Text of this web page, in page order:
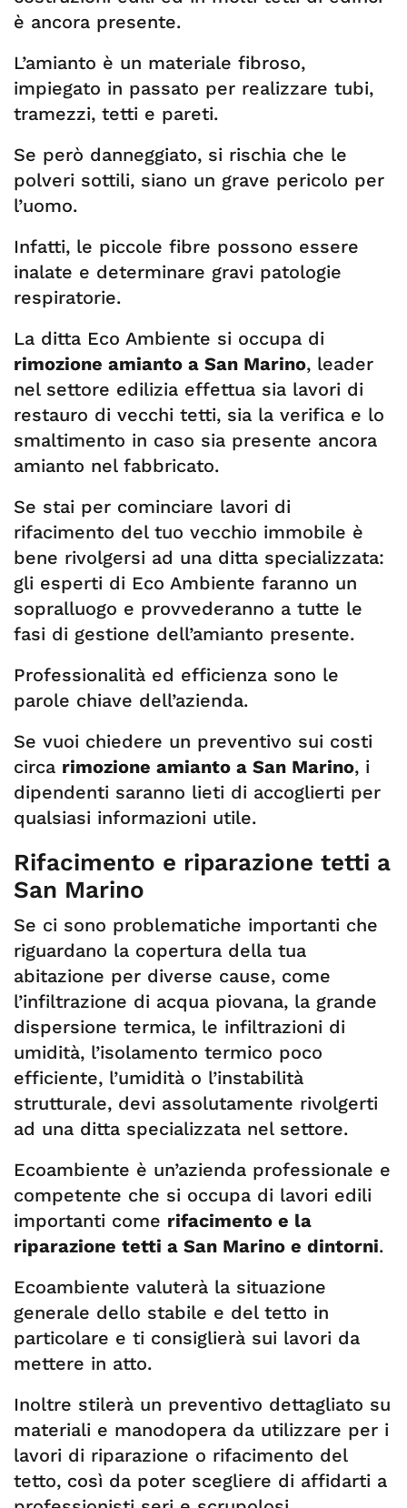
è ancora presente.
L’amianto è un materiale fibroso,
impiegato in passato per realizzare tubi,
tramezzi, tetti e pareti.
Se però danneggiato, si rischia che le
polveri sottili, siano un grave pericolo per
l’uomo.
Infatti, le piccole fibre possono essere
inalate e determinare gravi patologie
respiratorie.
La ditta Eco Ambiente si occupa di
rimozione amianto a San Marino, leader
nel settore edilizia effettua sia lavori di
restauro di vecchi tetti, sia la verifica e lo
smaltimento in caso sia presente ancora
amianto nel fabbricato.
Se stai per cominciare lavori di
rifacimento del tuo vecchio immobile è
bene rivolgersi ad una ditta specializzata:
gli esperti di Eco Ambiente faranno un
sopralluogo e provvederanno a tutte le
fasi di gestione dell’amianto presente.
Professionalità ed efficienza sono le
parole chiave dell’azienda.
Se vuoi chiedere un preventivo sui costi
circa rimozione amianto a San Marino, i
dipendenti saranno lieti di accoglierti per
qualsiasi informazioni utile.
Rifacimento e riparazione tetti a
San Marino
Se ci sono problematiche importanti che
riguardano la copertura della tua
abitazione per diverse cause, come
l’infiltrazione di acqua piovana, la grande
dispersione termica, le infiltrazioni di
umidità, l’isolamento termico poco
efficiente, l’umidità o l’instabilità
strutturale, devi assolutamente rivolgerti
ad una ditta specializzata nel settore.
Ecoambiente è un’azienda professionale e
competente che si occupa di lavori edili
importanti come rifacimento e la
riparazione tetti a San Marino e dintorni.
Ecoambiente valuterà la situazione
generale dello stabile e del tetto in
particolare e ti consiglierà sui lavori da
mettere in atto.
Inoltre stilerà un preventivo dettagliato su
materiali e manodopera da utilizzare per i
lavori di riparazione o rifacimento del
tetto, così da poter scegliere di affidarti a